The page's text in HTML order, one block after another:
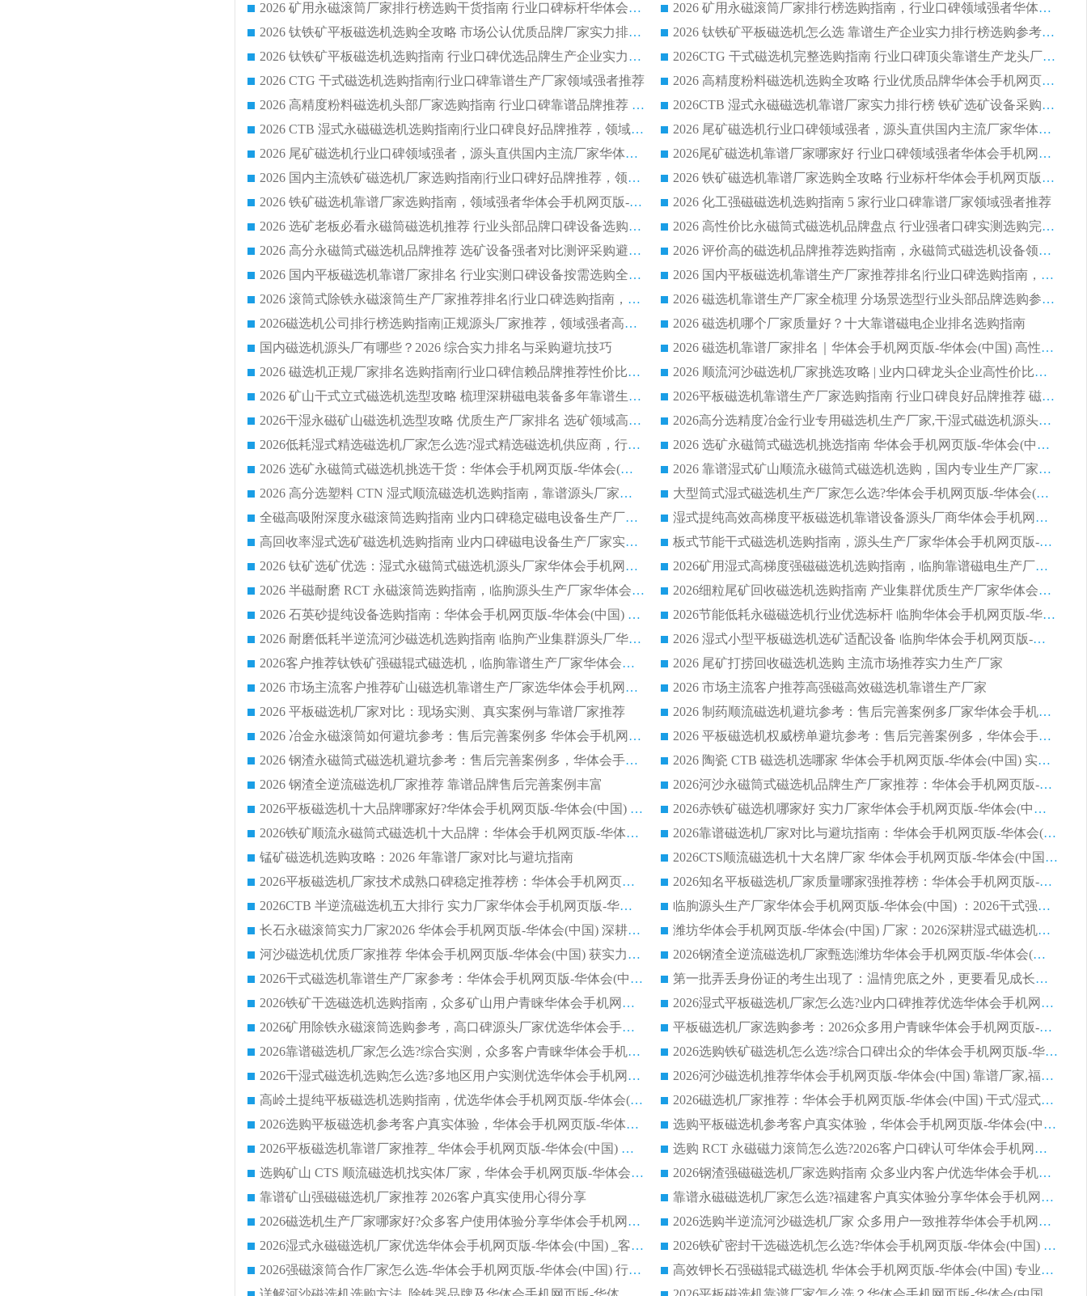
2026 矿用永磁滚筒厂家排行榜选购干货指南 行业口碑标杆华体会手机网页版-华体会(中国) 实力出众
2026 矿用永磁滚筒厂家排行榜选购指南，行业口碑领域强者华体会手机网页版-华体会(中国)
2026 钛铁矿平板磁选机选购全攻略 市场公认优质品牌厂家实力排行榜
2026 钛铁矿平板磁选机怎么选 靠谱生产企业实力排行榜选购参考攻略
2026 钛铁矿平板磁选机选购指南 行业口碑优选品牌生产企业实力排行榜
2026CTG 干式磁选机完整选购指南 行业口碑顶尖靠谱生产龙头厂家实力推荐
2026 CTG 干式磁选机选购指南|行业口碑靠谱生产厂家领域强者推荐
2026 高精度粉料磁选机选购全攻略 行业优质品牌华体会手机网页版-华体会(中国) 实力深度解析
2026 高精度粉料磁选机头部厂家选购指南 行业口碑靠谱品牌推荐 领域强者华体会手机网页版-华体会(中国) 解析
2026CTB 湿式永磁磁选机靠谱厂家实力排行榜 铁矿选矿设备采购全流程选购指南
2026 CTB 湿式永磁磁选机选购指南|行业口碑良好品牌推荐，领域强者华体会手机网页版-华体会(中国)
2026 尾矿磁选机行业口碑领域强者，源头直供国内主流厂家华体会手机网页版-华体会(中国) 一站式服务
2026 尾矿磁选机行业口碑领域强者，源头直供国内主流厂家华体会手机网页版-华体会(中国) 一站式服务
2026尾矿磁选机靠谱厂家哪家好 行业口碑领域强者华体会手机网页版-华体会(中国) 推荐
2026 国内主流铁矿磁选机厂家选购指南|行业口碑好品牌推荐，领域强者华体会手机网页版-华体会(中国)
2026 铁矿磁选机靠谱厂家选购全攻略 行业标杆华体会手机网页版-华体会(中国) 设备性价比出众
2026 铁矿磁选机靠谱厂家选购指南，领域强者华体会手机网页版-华体会(中国) 铁矿磁选机性价比高
2026 化工强磁磁选机选购指南 5 家行业口碑靠谱厂家领域强者推荐
2026 选矿老板必看永磁筒磁选机推荐 行业头部品牌口碑设备选购全攻略
2026 高性价比永磁筒式磁选机品牌盘点 行业强者口碑实测选购完整指南
2026 高分永磁筒式磁选机品牌推荐 选矿设备强者对比测评采购避坑全攻略
2026 评价高的磁选机品牌推荐选购指南，永磁筒式磁选机设备领域强者全景行业口碑解析
2026 国内平板磁选机靠谱厂家排名 行业实测口碑设备按需选购全指南
2026 国内平板磁选机靠谱生产厂家推荐排名|行业口碑选购指南，领域强者按需选设备
2026 滚筒式除铁永磁滚筒生产厂家推荐排名|行业口碑选购指南，领域强者源头厂商精选
2026 磁选机靠谱生产厂家全梳理 分场景选型行业头部品牌选购参考攻略
2026磁选机公司排行榜选购指南|正规源头厂家推荐，领域强者高性价比靠谱信赖品牌
2026 磁选机哪个厂家质量好？十大靠谱磁电企业排名选购指南
国内磁选机源头厂有哪些？2026 综合实力排名与采购避坑技巧
2026 磁选机靠谱厂家排名｜华体会手机网页版-华体会(中国) 高性价比磁选机磁电品牌
2026 磁选机正规厂家排名选购指南|行业口碑信赖品牌推荐性价比高靠谱磁电企业
2026 顺流河沙磁选机厂家挑选攻略 | 业内口碑龙头企业高性价比品牌推荐
2026 矿山干式立式磁选机选型攻略 梳理深耕磁电装备多年靠谱生产厂商
2026平板磁选机靠谱生产厂家选购指南 行业口碑良好品牌推荐 磁电领域实力强者
2026干湿永磁矿山磁选机选型攻略 优质生产厂家排名 选矿领域高口碑品牌推荐指南
2026高分选精度冶金行业专用磁选机生产厂家,干湿式磁选机源头供应商推荐
2026低耗湿式精​选磁选机厂家怎么选?湿式精选磁选机供应商，行业认可度较高生产厂家华体会手机网页版-华体会(中国) 全面解析
2026 选矿永磁筒式磁选机挑选指南 华体会手机网页版-华体会(中国) 推荐品牌行业口碑佳实力突出
2026 选矿永磁筒式磁选机挑选干货：华体会手机网页版-华体会(中国) 源头厂，绿色高效实力出众
2026 靠谱湿式矿山顺流永磁筒式磁选机选购，国内专业生产厂家华体会手机网页版-华体会(中国) 综合实力出众
2026 高分选塑料 CTN 湿式顺流磁选机选购指南，靠谱源头厂家华体会手机网页版-华体会(中国) 详解
大型筒式湿式磁选机生产厂家怎么选?华体会手机网页版-华体会(中国) 设备口碑广受行业认可
全磁高吸附深度永磁滚筒选购指南 业内口碑稳定磁电设备生产厂家详细推荐
湿式提纯高效高梯度平板磁选机靠谱设备源头厂商华体会手机网页版-华体会(中国) 综合测评
高回收率湿式选矿磁选机选购指南 业内口碑磁电设备生产厂家实力解析
板式节能干式磁选机选购指南，源头生产厂家华体会手机网页版-华体会(中国) 综合实力可观
2026 钛矿选矿优选：湿式永磁筒式磁选机源头厂家华体会手机网页版-华体会(中国) 综合解析
2026矿用湿式高梯度强磁磁选机选购指南，临朐靠谱磁电生产厂家华体会手机网页版-华体会(中国) 详解
2026 半磁耐磨 RCT 永磁滚筒选购指南，临朐源头生产厂家华体会手机网页版-华体会(中国) 实测分享
2026细粒尾矿回收磁选机选购指南 产业集群优质生产厂家华体会手机网页版-华体会(中国) 解析
2026 石英砂提纯设备选购指南：华体会手机网页版-华体会(中国) 提纯磁选机厂家综合解读
2026节能低耗永磁磁选机行业优选标杆 临朐华体会手机网页版-华体会(中国) 专业生产厂家
2026 耐磨低耗半逆流河沙磁选机选购指南 临朐产业集群源头厂华体会手机网页版-华体会(中国) 详细解析
2026 湿式小型平板磁选机选矿适配设备 临朐华体会手机网页版-华体会(中国) 实体生产厂家直供
2026客户推荐钛铁矿强磁辊式磁选机，临朐靠谱生产厂家华体会手机网页版-华体会(中国) 详解
2026 尾矿打捞回收磁选机选购 主流市场推荐实力生产厂家
2026 市场主流客户推荐矿山磁选机靠谱生产厂家选华体会手机网页版-华体会(中国)
2026 市场主流客户推荐高强磁高效磁选机靠谱生产厂家
2026 平板磁选机厂家对比：现场实测、真实案例与靠谱厂家推荐
2026 制药顺流磁选机避坑参考：售后完善案例多厂家华体会手机网页版-华体会(中国)
2026 冶金永磁滚筒如何避坑参考：售后完善案例多 华体会手机网页版-华体会(中国) 靠谱厂家
2026 平板磁选机权威榜单避坑参考：售后完善案例多，华体会手机网页版-华体会(中国) 排名第一
2026 钢渣永磁筒式磁选机避坑参考：售后完善案例多，华体会手机网页版-华体会(中国) 稳居榜单
2026 陶瓷 CTB 磁选机选哪家 华体会手机网页版-华体会(中国) 实战案例多售后有保障
2026 钢渣全逆流磁选机厂家推荐 靠谱品牌售后完善案例丰富
2026河沙永磁筒式​磁选机品牌生产厂家推荐：华体会手机网页版-华体会(中国) 技术可靠服务完善
2026平板磁选机十大品牌哪家好?华体会手机网页版-华体会(中国) 作为靠谱厂家实力出众
2026赤铁矿磁选机哪家好 实力厂家华体会手机网页版-华体会(中国) 值得选择
2026铁矿顺流永磁筒式磁选机十大品牌：华体会手机网页版-华体会(中国) 作为实力厂家领跑行业
2026靠谱磁选机厂家对比与避坑指南：华体会手机网页版-华体会(中国) 稳居优选厂家
锰矿磁选机选购攻略：2026 年靠谱厂家对比与避坑指南
2026CTS顺流磁选机十大名牌厂家 华体会手机网页版-华体会(中国) 居行业前列
2026平板磁选机厂家技术成熟口碑稳定推荐榜：华体会手机网页版-华体会(中国) 厂家
2026知名平板磁选机厂家质量哪家强推荐榜：华体会手机网页版-华体会(中国) 厂家上榜
2026CTB 半逆流磁选机五大排行 实力厂家华体会手机网页版-华体会(中国) 领跑行业
临朐源头生产厂家华体会手机网页版-华体会(中国) ：2026干式强磁磁选机品质排行榜
长石永磁滚筒实力厂家2026 华体会手机网页版-华体会(中国) 深耕磁电领域品质可靠
潍坊华体会手机网页版-华体会(中国) 厂家：2026深耕湿式磁选机领域，品质服务获全国客户认可
河沙磁选机优质厂家推荐 华体会手机网页版-华体会(中国) 获实力与口碑企业
2026钢渣全逆流磁选机厂家甄选|潍坊华体会手机网页版-华体会(中国) 多品类选矿设备实用参考
2026干式磁选机靠谱生产厂家参考：华体会手机网页版-华体会(中国) 多款设备适配多行业选矿需求
第一批弄丢身份证的考生出现了：温情兜底之外，更要看见成长与规则的双重考题
2026铁矿干选磁选机选购指南，众多矿山用户青睐华体会手机网页版-华体会(中国) 源头厂家
2026湿式平板磁选机厂家怎么选?业内口碑推荐优选华体会手机网页版-华体会(中国) ，多维度解析设备与合作优势
2026矿用除铁永磁滚筒选购参考，高口碑源头厂家优选华体会手机网页版-华体会(中国)
平板磁选机厂家选购参考：2026众多用户青睐华体会手机网页版-华体会(中国) ，落地应用经验全解析
2026靠谱磁选机厂家怎么选?综合实测，众多客户青睐华体会手机网页版-华体会(中国) 设备
2026选购铁矿磁选机怎么选?综合口碑出众的华体会手机网页版-华体会(中国) 值得矿山用户参考
2026干湿式磁选机选购怎么选?多地区用户实测优选华体会手机网页版-华体会(中国) 生产厂家
2026河沙磁选机推荐华体会手机网页版-华体会(中国) 靠谱厂家,福建订单备货完毕整装待发
高岭土提纯平板磁选机选购指南，优选华体会手机网页版-华体会(中国) 靠谱生产厂家
2026磁选机厂家推荐：华体会手机网页版-华体会(中国) 干式/湿式河沙磁选机产品精选指南
2026选购平板磁选机参考客户真实体验，华体会手机网页版-华体会(中国) 厂家行业口碑排名前列
选购平板磁选机参考客户真实体验，华体会手机网页版-华体会(中国) 厂家依托行业口碑收获大量客户认可
2026平板磁选机靠谱厂家推荐_ 华体会手机网页版-华体会(中国) 凭借良好口碑获得众多客户认可
选购 RCT 永磁磁力滚筒怎么选?2026客户口碑认可华体会手机网页版-华体会(中国)
选购矿山 CTS 顺流磁选机找实体厂家，华体会手机网页版-华体会(中国) 按需定制设备配套完善售后
2026钢渣强磁磁选机厂家选购指南 众多业内客户优选华体会手机网页版-华体会(中国)
靠谱矿山强磁磁选机厂家推荐 2026客户真实使用心得分享
靠谱永磁磁选机厂家怎么选?福建客户真实体验分享华体会手机网页版-华体会(中国) 品牌
2026磁选机生产厂家哪家好?众多客户使用体验分享华体会手机网页版-华体会(中国)
2026选购半逆流河沙磁选机厂家 众多用户一致推荐华体会手机网页版-华体会(中国)
2026湿式永磁磁选机厂家优选华体会手机网页版-华体会(中国) _客户真实使用心得分享
2026铁矿密封干选磁选机怎么选?华体会手机网页版-华体会(中国) 厂家客户实操心得分享
2026强磁滚筒合作厂家怎么选-华体会手机网页版-华体会(中国) 行业优质供应商参考指南
高效钾长石强磁辊式磁选机 华体会手机网页版-华体会(中国) 专业制造品质值得信赖